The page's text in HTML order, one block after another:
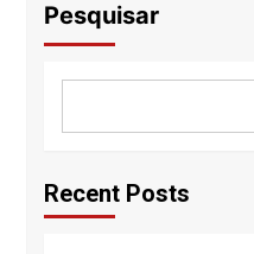
Pesquisar
Recent Posts